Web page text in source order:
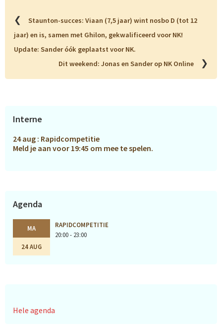
❮
Staunton-succes: Viaan (7,5 jaar) wint nosbo D (tot 12
jaar) en is, samen met Ghilon, gekwalificeerd voor NK!
Update: Sander óók geplaatst voor NK.
Dit weekend: Jonas en Sander op NK Online
❯
Primaire
Interne
24 aug : Rapidcompetitie
Meld je aan voor 19:45 om mee te spelen.
Agenda
MA
24 AUG
RAPIDCOMPETITIE
20:00 - 23:00
Hele agenda